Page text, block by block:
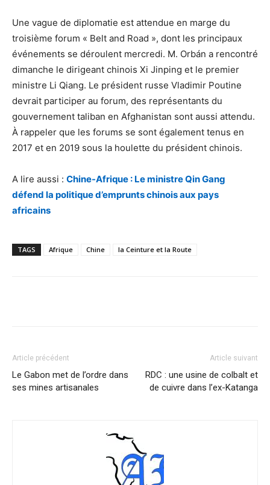
Une vague de diplomatie est attendue en marge du
troisième forum « Belt and Road », dont les principaux
événements se déroulent mercredi. M. Orbán a rencontré
dimanche le dirigeant chinois Xi Jinping et le premier
ministre Li Qiang. Le président russe Vladimir Poutine
devrait participer au forum, des représentants du
gouvernement taliban en Afghanistan sont aussi attendu.
À rappeler que les forums se sont également tenus en
2017 et en 2019 sous la houlette du président chinois.
A lire aussi : Chine-Afrique : Le ministre Qin Gang
défend la politique d’emprunts chinois aux pays
africains
TAGS Afrique Chine la Ceinture et la Route
Article précédent
Le Gabon met de l’ordre dans
ses mines artisanales
Article suivant
RDC : une usine de colbalt et
de cuivre dans l’ex-Katanga